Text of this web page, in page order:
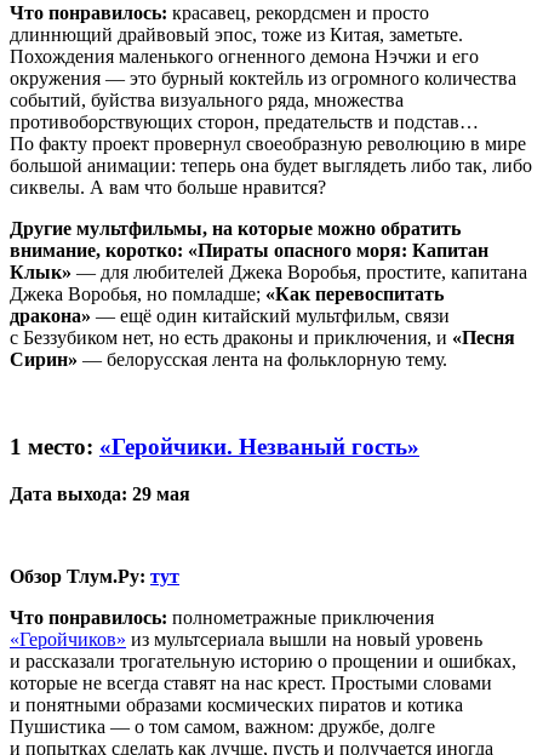
Что понравилось: красавец, рекордсмен и просто
длиннющий драйвовый эпос, тоже из Китая, заметьте.
Похождения маленького огненного демона Нэчжи и его
окружения — это бурный коктейль из огромного количества
событий, буйства визуального ряда, множества
противоборствующих сторон, предательств и подстав…
По факту проект провернул своеобразную революцию в мире
большой анимации: теперь она будет выглядеть либо так, либо
сиквелы. А вам что больше нравится?
Другие мультфильмы, на которые можно обратить
внимание, коротко: «Пираты опасного моря: Капитан
Клык» — для любителей Джека Воробья, простите, капитана
Джека Воробья, но помладше; «Как перевоспитать
дракона» — ещё один китайский мультфильм, связи
с Беззубиком нет, но есть драконы и приключения, и «Песня
Сирин» — белорусская лента на фольклорную тему.
1 место: «Геройчики. Незваный гость»
Дата выхода: 29 мая
Обзор Тлум.Ру: тут
Что понравилось: полнометражные приключения
«Геройчиков» из мультсериала вышли на новый уровень
и рассказали трогательную историю о прощении и ошибках,
которые не всегда ставят на нас крест. Простыми словами
и понятными образами космических пиратов и котика
Пушистика — о том самом, важном: дружбе, долге
и попытках сделать как лучше, пусть и получается иногда